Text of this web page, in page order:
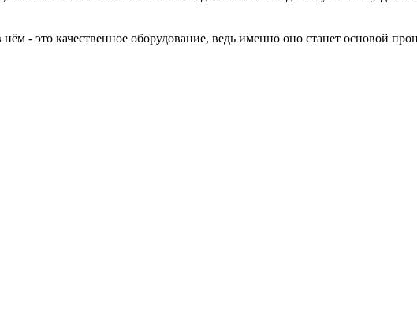
нём - это качественное оборудование, ведь именно оно станет основой